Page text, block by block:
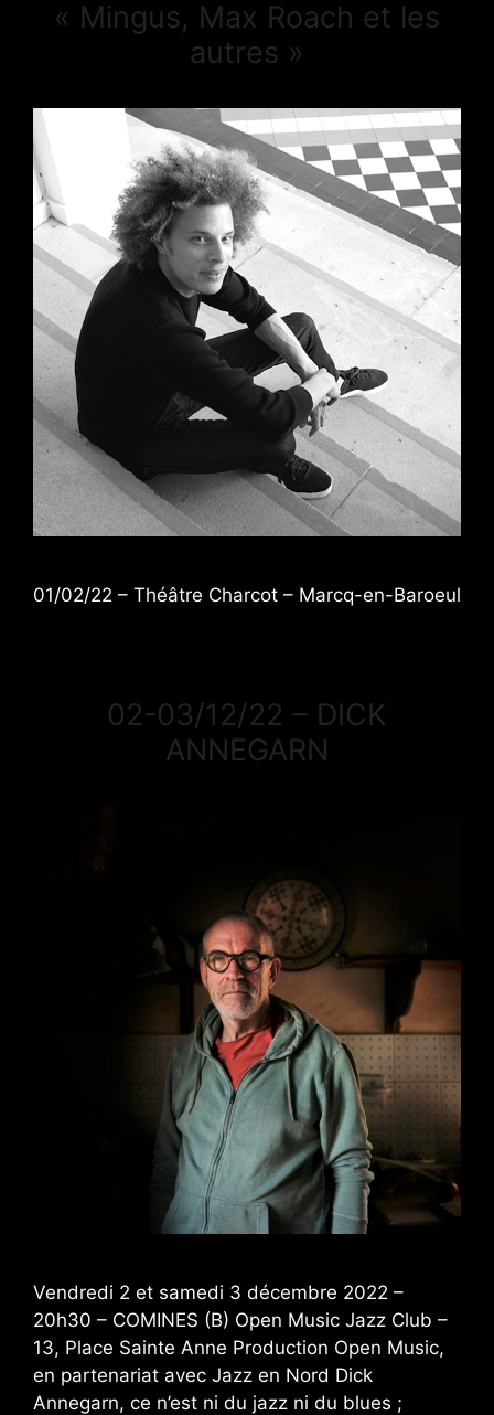
« Mingus, Max Roach et les
autres »
01/02/22 – Théâtre Charcot – Marcq-en-Baroeul
02-03/12/22 – DICK
ANNEGARN
Vendredi 2 et samedi 3 décembre 2022 –
20h30 – COMINES (B) Open Music Jazz Club –
13, Place Sainte Anne Production Open Music,
en partenariat avec Jazz en Nord Dick
Annegarn, ce n’est ni du jazz ni du blues ;